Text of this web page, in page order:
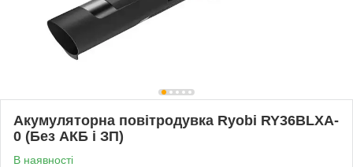
Акумуляторна повітродувка Ryobi RY36BLXA-
0 (Без АКБ і ЗП)
В наявності